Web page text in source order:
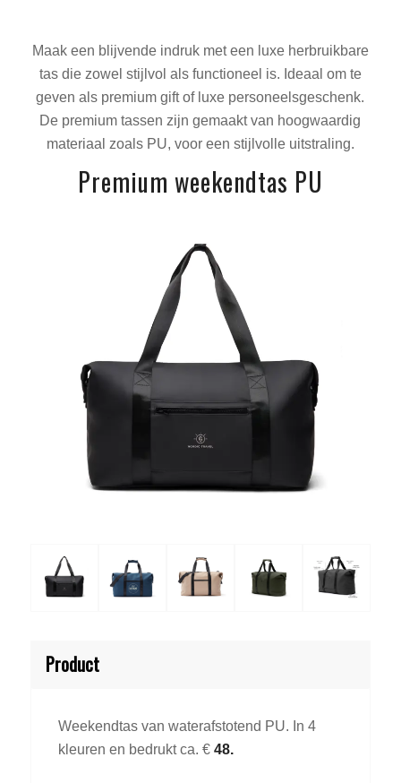
Maak een blijvende indruk met een luxe herbruikbare
tas die zowel stijlvol als functioneel is. Ideaal om te
geven als premium gift of luxe personeelsgeschenk.
De premium tassen zijn gemaakt van hoogwaardig
materiaal zoals PU, voor een stijlvolle uitstraling.
Premium weekendtas PU
Product
Weekendtas van waterafstotend PU. In 4
kleuren en bedrukt ca. € 48.